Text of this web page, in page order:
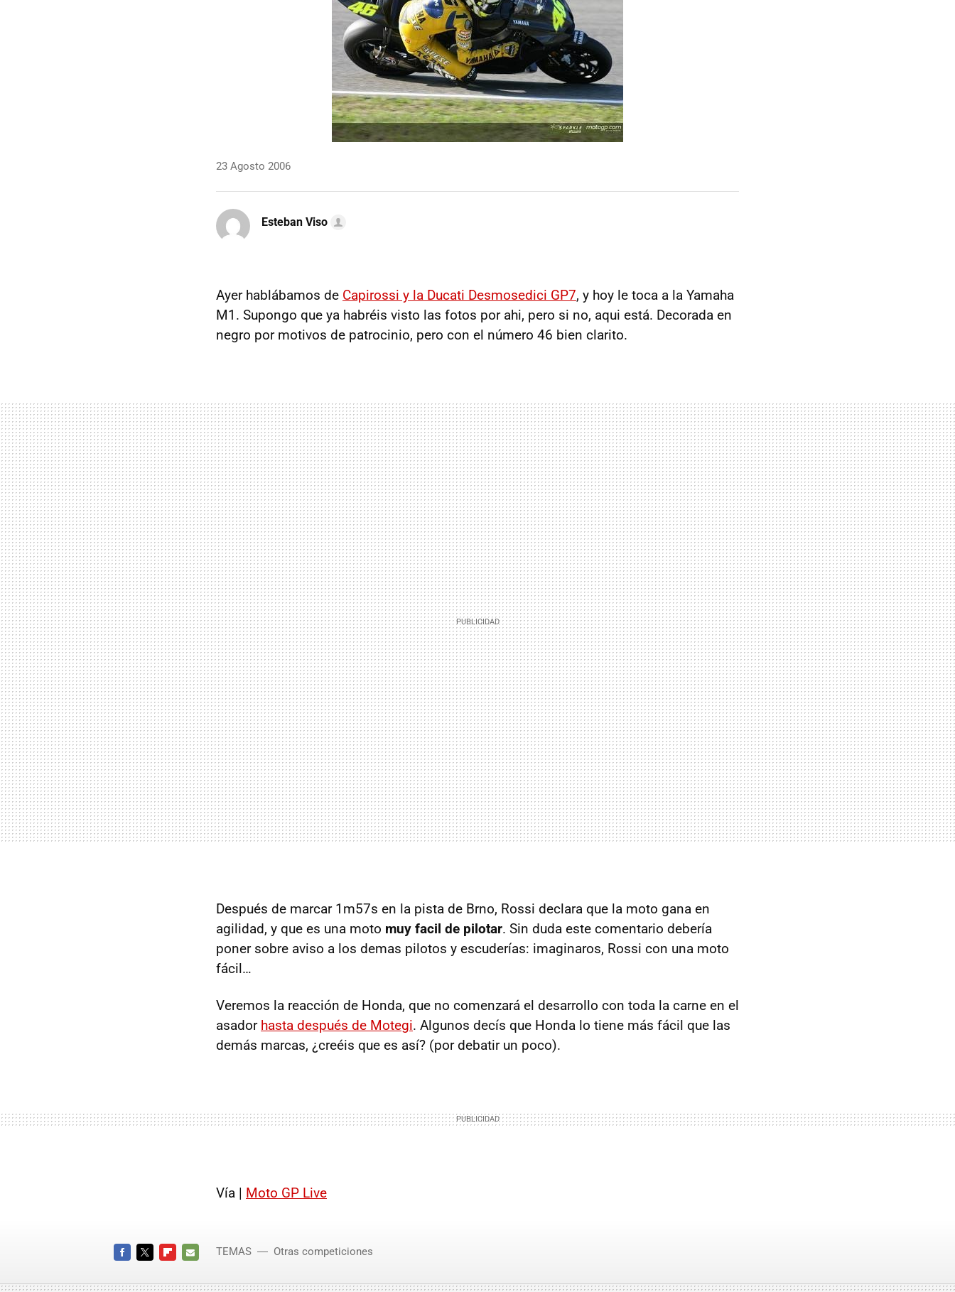
23 Agosto 2006
Esteban Viso
Ayer hablábamos de Capirossi y la Ducati Desmosedici GP7, y hoy le toca a la Yamaha
M1. Supongo que ya habréis visto las fotos por ahi, pero si no, aqui está. Decorada en
negro por motivos de patrocinio, pero con el número 46 bien clarito.
Después de marcar 1m57s en la pista de Brno, Rossi declara que la moto gana en
agilidad, y que es una moto muy facil de pilotar. Sin duda este comentario debería
poner sobre aviso a los demas pilotos y escuderías: imaginaros, Rossi con una moto
fácil…
Veremos la reacción de Honda, que no comenzará el desarrollo con toda la carne en el
asador hasta después de Motegi. Algunos decís que Honda lo tiene más fácil que las
demás marcas, ¿creéis que es así? (por debatir un poco).
Vía | Moto GP Live
MAIL
TEMAS Otras competiciones